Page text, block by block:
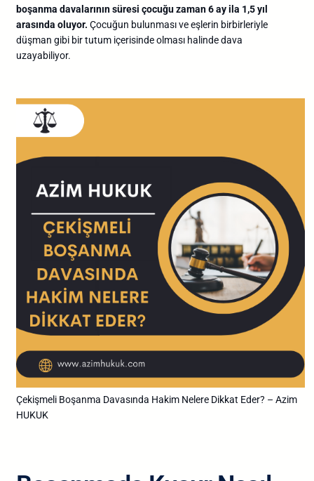
boşanma davalarının süresi çocuğu zaman 6 ay ila 1,5 yıl
arasında oluyor. Çocuğun bulunması ve eşlerin birbirleriyle
düşman gibi bir tutum içerisinde olması halinde dava
uzayabiliyor.
Çekişmeli Boşanma Davasında Hakim Nelere Dikkat Eder? – Azim
HUKUK